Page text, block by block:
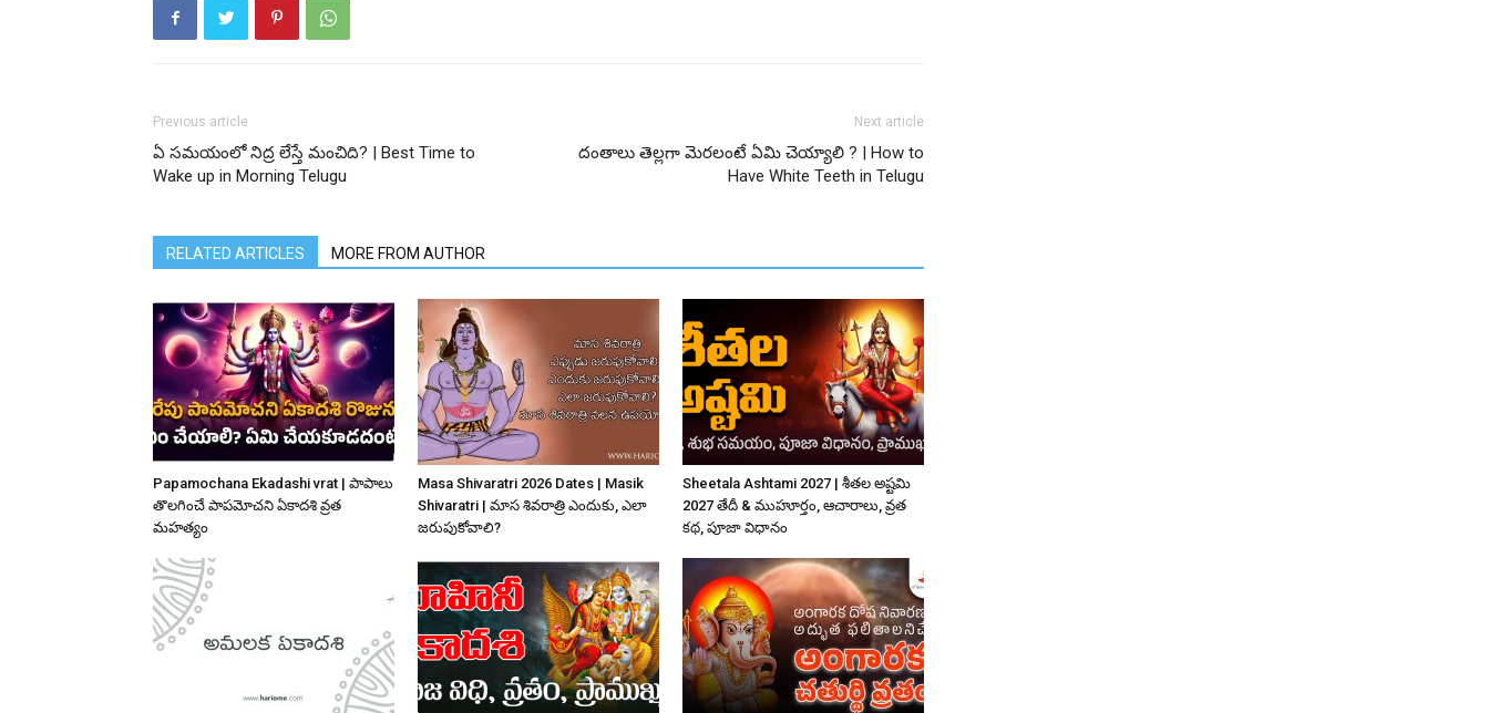
Previous article
ఏ సమయంలో నిద్ర లేస్తే మంచిది? | Best Time to
Wake up in Morning Telugu
Next article
దంతాలు తెల్లగా మెరలంటే ఏమి చెయ్యాలి ? | How to
Have White Teeth in Telugu
RELATED ARTICLES MORE FROM AUTHOR
Papamochana Ekadashi vrat | పాపాలు
తొలగించే పాపమోచని ఏకాదశి వ్రత
మహత్యం
Masa Shivaratri 2026 Dates | Masik
Shivaratri | మాస శివరాత్రి ఎందుకు, ఎలా
జరుపుకోవాలి?
Sheetala Ashtami 2027 | శీతల అష్టమి
2027 తేదీ & ముహూర్తం, ఆచారాలు, వ్రత
కథ, పూజా విధానం